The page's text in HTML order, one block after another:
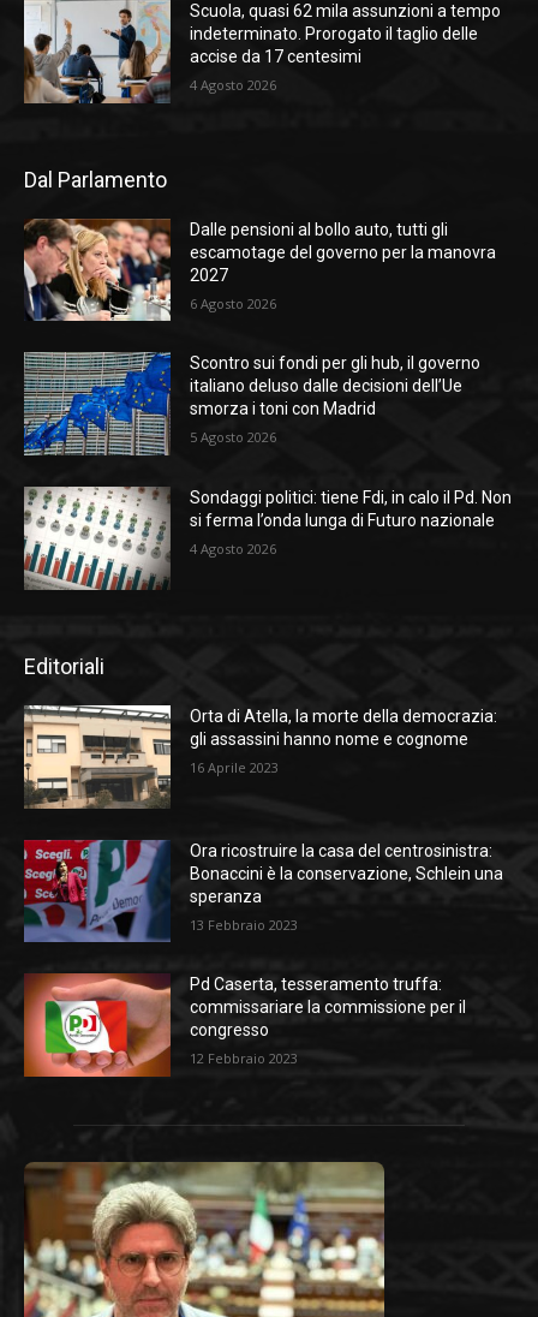
Scuola, quasi 62 mila assunzioni a tempo
indeterminato. Prorogato il taglio delle
accise da 17 centesimi
4 Agosto 2026
Dal Parlamento
Dalle pensioni al bollo auto, tutti gli
escamotage del governo per la manovra
2027
6 Agosto 2026
Scontro sui fondi per gli hub, il governo
italiano deluso dalle decisioni dell’Ue
smorza i toni con Madrid
5 Agosto 2026
Sondaggi politici: tiene Fdi, in calo il Pd. Non
si ferma l’onda lunga di Futuro nazionale
4 Agosto 2026
Editoriali
Orta di Atella, la morte della democrazia:
gli assassini hanno nome e cognome
16 Aprile 2023
Ora ricostruire la casa del centrosinistra:
Bonaccini è la conservazione, Schlein una
speranza
13 Febbraio 2023
Pd Caserta, tesseramento truffa:
commissariare la commissione per il
congresso
12 Febbraio 2023